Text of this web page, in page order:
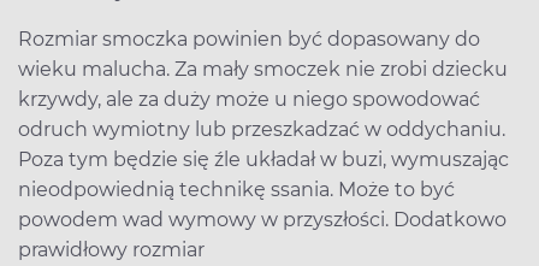
Rozmiar smoczka powinien być dopasowany do
wieku malucha. Za mały smoczek nie zrobi dziecku
krzywdy, ale za duży może u niego spowodować
odruch wymiotny lub przeszkadzać w oddychaniu.
Poza tym będzie się źle układał w buzi, wymuszając
nieodpowiednią technikę ssania. Może to być
powodem wad wymowy w przyszłości. Dodatkowo
prawidłowy rozmiar